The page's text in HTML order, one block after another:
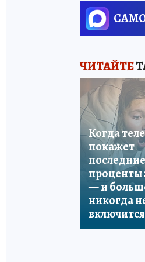
ЧИТАЙТЕ
Когда
покажет
последние
проценты
— и
никогда